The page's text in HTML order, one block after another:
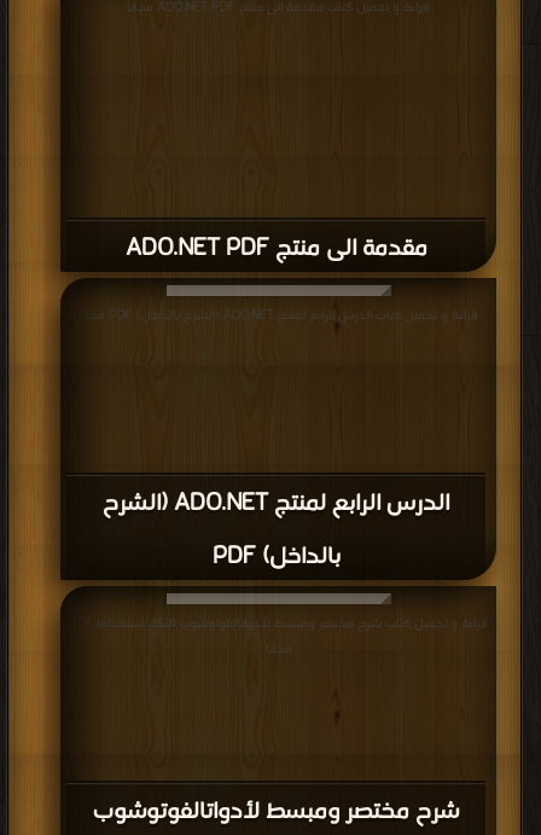
مقدمة الى منتج ADO.NET PDF
قراءة و تحميل كتاب مقدمة الى منتج ADO.NET PDF مجانا
الدرس الرابع لمنتج ADO.NET (الشرح
بالداخل) PDF
قراءة و تحميل كتاب الدرس الرابع لمنتج ADO.NET (الشرح بالداخل) PDF مجانا
شرح مختصر ومبسط لأدواتالفوتوشوب
مجانا